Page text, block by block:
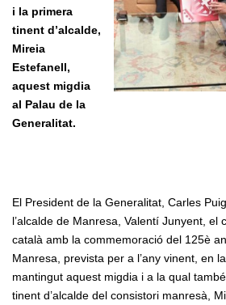
i la primera
tinent d’alcalde,
Mireia
Estefanell,
aquest migdia
al Palau de la
Generalitat.
El President de la Generalitat, Carles
l’alcalde de Manresa, Valentí Junyent, el
català amb la commemoració del 125è
Manresa, prevista per a l’any vinent, en
mantingut aquest migdia i a la qual
tinent d’alcalde del consistori manresà,